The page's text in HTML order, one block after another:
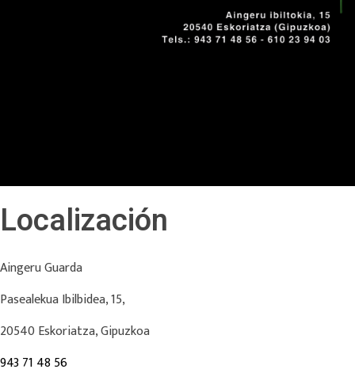
Localización
Aingeru Guarda
Pasealekua Ibilbidea, 15,
20540 Eskoriatza, Gipuzkoa
943 71 48 56